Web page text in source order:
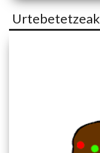
Urtebetetzeak